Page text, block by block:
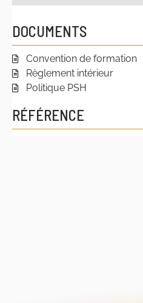
DOCUMENTS
Convention de formation
Règlement intérieur
Politique PSH
RÉFÉRENCE